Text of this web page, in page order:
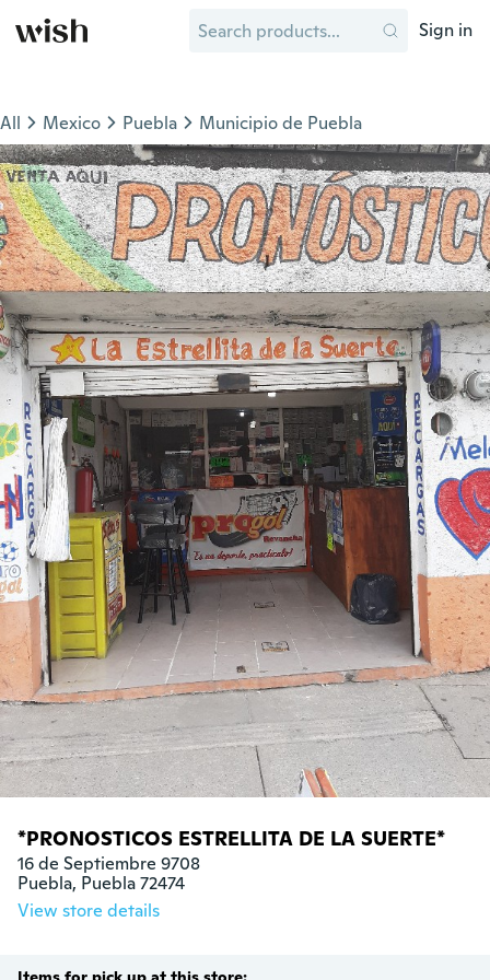
Sign in
All Mexico Puebla Municipio de Puebla
*PRONOSTICOS ESTRELLITA DE LA SUERTE*
16 de Septiembre 9708
Puebla, Puebla 72474
View store details